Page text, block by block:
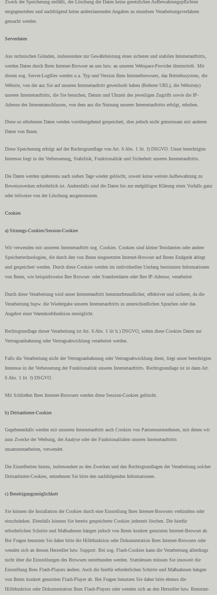
Zweck der Speicherung entfällt, der Löschung der Daten keine gesetzlichen Aufbewahrungspflichten
entgegenstehen und nachfolgend keine anderslautenden Angaben zu einzelnen Verarbeitungsverfahren
gemacht werden.
Serverdaten
Aus technischen Gründen, insbesondere zur Gewährleistung eines sicheren und stabilen Internetauftritts,
werden Daten durch Ihren Internet-Browser an uns bzw. an unseren Webspace-Provider übermittelt. Mit
diesen sog. Server-Logfiles werden u.a. Typ und Version Ihres Internetbrowsers, das Betriebssystem, die
Website, von der aus Sie auf unseren Internetauftritt gewechselt haben (Referrer URL), die Website(s)
unseres Internetauftritts, die Sie besuchen, Datum und Uhrzeit des jeweiligen Zugriffs sowie die IP-
Adresse des Internetanschlusses, von dem aus die Nutzung unseres Internetauftritts erfolgt, erhoben.
Diese so erhobenen Daten werden vorrübergehend gespeichert, dies jedoch nicht gemeinsam mit anderen
Daten von Ihnen.
Diese Speicherung erfolgt auf der Rechtsgrundlage von Art. 6 Abs. 1 lit. f) DSGVO. Unser berechtigtes
Interesse liegt in der Verbesserung, Stabilität, Funktionalität und Sicherheit unseres Internetauftritts.
Die Daten werden spätestens nach sieben Tage wieder gelöscht, soweit keine weitere Aufbewahrung zu
Beweiszwecken erforderlich ist. Andernfalls sind die Daten bis zur endgültigen Klärung eines Vorfalls ganz
oder teilweise von der Löschung ausgenommen.
Cookies
a) Sitzungs-Cookies/Session-Cookies
Wir verwenden mit unserem Internetauftritt sog. Cookies. Cookies sind kleine Textdateien oder andere
Speichertechnologien, die durch den von Ihnen eingesetzten Internet-Browser auf Ihrem Endgerät ablegt
und gespeichert werden. Durch diese Cookies werden im individuellen Umfang bestimmte Informationen
von Ihnen, wie beispielsweise Ihre Browser- oder Standortdaten oder Ihre IP-Adresse, verarbeitet.
Durch diese Verarbeitung wird unser Internetauftritt benutzerfreundlicher, effektiver und sicherer, da die
Verarbeitung bspw. die Wiedergabe unseres Internetauftritts in unterschiedlichen Sprachen oder das
Angebot einer Warenkorbfunktion ermöglicht.
Rechtsgrundlage dieser Verarbeitung ist Art. 6 Abs. 1 lit b.) DSGVO, sofern diese Cookies Daten zur
Vertragsanbahnung oder Vertragsabwicklung verarbeitet werden.
Falls die Verarbeitung nicht der Vertragsanbahnung oder Vertragsabwicklung dient, liegt unser berechtigtes
Interesse in der Verbesserung der Funktionalität unseres Internetauftritts. Rechtsgrundlage ist in dann Art.
6 Abs. 1 lit. f) DSGVO.
Mit Schließen Ihres Internet-Browsers werden diese Session-Cookies gelöscht.
b) Drittanbieter-Cookies
Gegebenenfalls werden mit unserem Internetauftritt auch Cookies von Partnerunternehmen, mit denen wir
zum Zwecke der Werbung, der Analyse oder der Funktionalitäten unseres Internetauftritts
zusammenarbeiten, verwendet.
Die Einzelheiten hierzu, insbesondere zu den Zwecken und den Rechtsgrundlagen der Verarbeitung solcher
Drittanbieter-Cookies, entnehmen Sie bitte den nachfolgenden Informationen.
c) Beseitigungsmöglichkeit
Sie können die Installation der Cookies durch eine Einstellung Ihres Internet-Browsers verhindern oder
einschränken. Ebenfalls können Sie bereits gespeicherte Cookies jederzeit löschen. Die hierfür
erforderlichen Schritte und Maßnahmen hängen jedoch von Ihrem konkret genutzten Internet-Browser ab.
Bei Fragen benutzen Sie daher bitte die Hilfefunktion oder Dokumentation Ihres Internet-Browsers oder
wenden sich an dessen Hersteller bzw. Support. Bei sog. Flash-Cookies kann die Verarbeitung allerdings
nicht über die Einstellungen des Browsers unterbunden werden. Stattdessen müssen Sie insoweit die
Einstellung Ihres Flash-Players ändern. Auch die hierfür erforderlichen Schritte und Maßnahmen hängen
von Ihrem konkret genutzten Flash-Player ab. Bei Fragen benutzen Sie daher bitte ebenso die
Hilfefunktion oder Dokumentation Ihres Flash-Players oder wenden sich an den Hersteller bzw. Benutzer-